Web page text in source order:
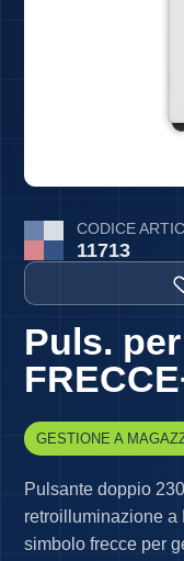
CODICE
11713
Puls.
GESTIONE A
Pulsante doppio
retroilluminazione a
simbolo frecce per